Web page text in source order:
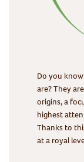
Do you
are? They
origins, a
highest
Thanks to
at a royal